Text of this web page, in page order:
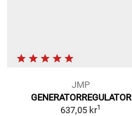
JMP
GENERATORREGULATOR
637,05 kr1